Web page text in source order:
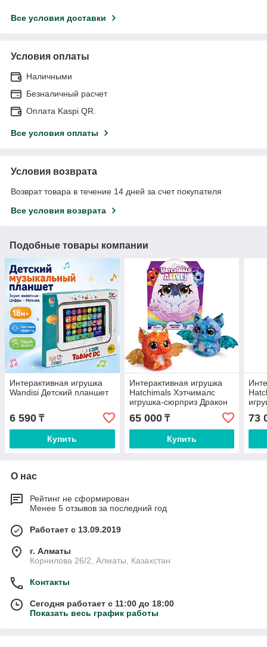
Все условия доставки
Условия оплаты
Наличными
Безналичный расчет
Оплата Kaspi QR.
Все условия оплаты
Условия возврата
Возврат товара в течение 14 дней за счет покупателя
Все условия возврата
Подобные товары компании
Интерактивная игрушка
Wandisi Детский планшет
6 590 ₸
Купить
Интерактивная игрушка
Hatchimals Хэтчималс
игрушка-сюрприз Дракон
65 000₸
Купить
73
О нас
Рейтинг не сформирован
Менее 5 отзывов за последний год
Работает с 13.09.2019
г. Алматы
Корнилова 26/2, Алматы, Казахстан
Контакты
Сегодня работает с 11:00 до 18:00
Показать весь график работы